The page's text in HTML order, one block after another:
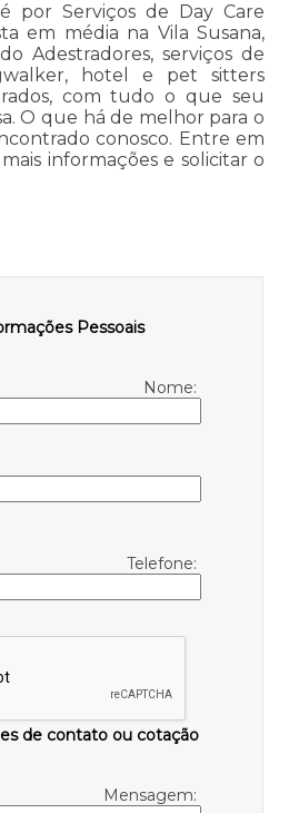
por Serviços de Day Care
em média na Vila Susana,
Adestradores, serviços de
hotel e pet sitters
com tudo o que seu
O que há de melhor para o
conosco. Entre em
informações e solicitar o
Pessoais
Nome:
Telefone:
de contato ou cotação
Mensagem: